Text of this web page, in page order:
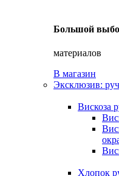
Большой
материалов
В магазин
Эксклюзив:
Вискоза
Хлопок